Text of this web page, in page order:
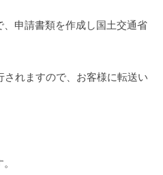
申請書類を作成し国土交通省
れますので、お客様に転送い